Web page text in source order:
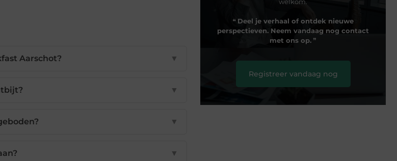
Aarschot? ▼
▼
▼
▼
❝ Deel je verhaal of ontdek nieuwe
perspectieven. Neem vandaag nog contact
met ons op. ❞
Registreer vandaag nog